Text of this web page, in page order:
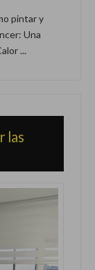
pintar y
Una
...
las